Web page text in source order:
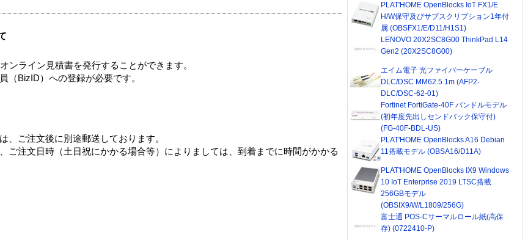
ンライン見積書を発行することができます。
BizID）への登録が必要です。
、ご注文後に別途郵送しております。
ご注文日時（土日祝にかかる場合等）によりましては、到着までに時間がかかる
PLAT'HOME OpenBlocks IoT FX1/E
H/W保守及びサブスクリプション1年付
属 (OBSFX1/E/D11/H1S1)
LENOVO 20X2SC8G00 ThinkPad L14
Gen2 (20X2SC8G00)
エイム電子 光ファイバーケーブル
DLC/DSC MM62.5 1m (AFP2-
DLC/DSC-62-01)
Fortinet FortiGate-40F バンドルモデル
(初年度先出しセンドバック保守付)
(FG-40F-BDL-US)
PLAT'HOME OpenBlocks A16 Debian
11搭載モデル (OBSA16/D11A)
PLAT'HOME OpenBlocks IX9 Windows
10 IoT Enterprise 2019 LTSC搭載
256GBモデル
(OBSIX9/W/L1809/256G)
富士通 POS-Cサーマルロール紙(高保
存) (0722410-P)